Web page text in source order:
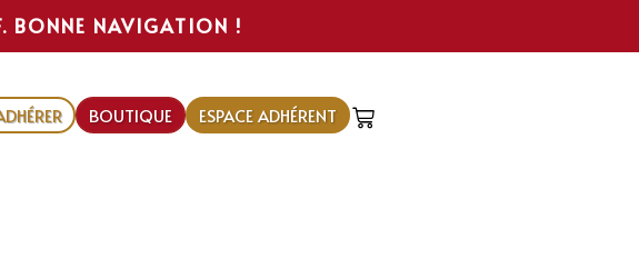
BONNE NAVIGATION !
BOUTIQUE ESPACE ADHÉRENT